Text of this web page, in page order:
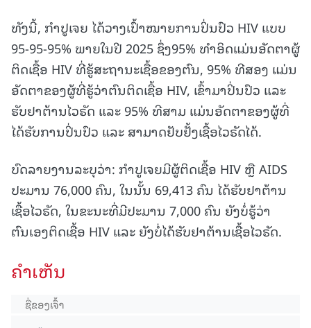
ທັງນີ້, ກຳປູເຈຍ ໄດ້ວາງເປົ້າໝາຍການປິ່ນປົວ HIV ແບບ
95-95-95% ພາຍໃນປີ 2025 ຊຶ່ງ95% ທຳອິດແມ່ນອັດຕາຜູ້
ຕິດເຊື້ອ HIV ທີ່ຮູ້ສະຖານະເຊື້ອຂອງຕົນ, 95% ທີສອງ ແມ່ນ
ອັດຕາຂອງຜູ້ທີ່ຮູ້ວ່າຕົນຕິດເຊື້ອ HIV, ເຂົ້າມາປິ່ນປົວ ແລະ
ຮັບຢາຕ້ານໄວຣັດ ແລະ 95% ທີສາມ ແມ່ນອັດຕາຂອງຜູ້ທີ່
ໄດ້ຮັບການປິ່ນປົວ ແລະ ສາມາດຢັບຢັ້ງເຊື້ອໄວຣັດໄດ້.
ບົດລາຍງານລະບຸວ່າ: ກຳປູເຈຍມີຜູ້ຕິດເຊື້ອ HIV ຫຼື AIDS
ປະມານ 76,000 ຄົນ, ໃນນັ້ນ 69,413 ຄົນ ໄດ້ຮັບຢາຕ້ານ
ເຊື້ອໄວຣັດ, ໃນຂະນະທີ່ມີປະມານ 7,000 ຄົນ ຍັງບໍ່ຮູ້ວ່າ
ຕົນເອງຕິດເຊື້ອ HIV ແລະ ຍັງບໍ່ໄດ້ຮັບຢາຕ້ານເຊື້ອໄວຣັດ.
ຄໍາເຫັນ